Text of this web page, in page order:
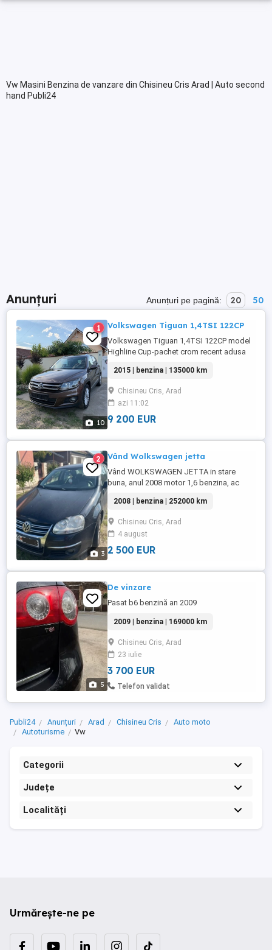
Vw Masini Benzina de vanzare din Chisineu Cris Arad | Auto second
hand Publi24
Anunțuri Anunțuri pe pagină: 20 50
10
1 Volkswagen Tiguan 1,4TSI 122CP
Volkswagen Tiguan 1,4TSI 122CP model
Highline Cup-pachet crom recent adusa
138000km,carte service la zi(05
2026ultimul service),TUV valabil Dublu
climatronic comenzi volan incalzire
scaune senzori fata+spate 12 airbaguri 2
chei oglinzi electrice jenti aluminiu ...
2015 | benzina | 135000 km
Chisineu Cris, Arad
azi 11:02
9 200 EUR
3
2 Vând Wolkswagen jetta
Vând WOLKSWAGEN JETTA in stare
buna, anul 2008 motor 1,6 benzina, ac
parcare spate, 2 chei, un singur proprietar,
ofer fiscal pe loc . Mai multe informații la
nr de telefon .
2008 | benzina | 252000 km
Chisineu Cris, Arad
4 august
2 500 EUR
5
De vinzare
Pasat b6 benzină an 2009
2009 | benzina | 169000 km
Chisineu Cris, Arad
23 iulie
3 700 EUR
Telefon validat
Publi24 Anunțuri Arad Chisineu Cris
Auto moto
Autoturisme
Vw
Categorii
Județe
Localități
Urmărește-ne pe